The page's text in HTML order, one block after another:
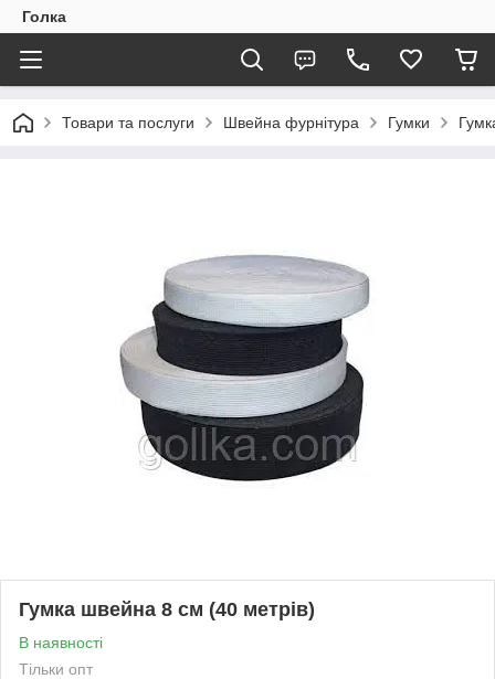
Голка
Товари та послуги Швейна фурнітура Гумки
Гумка швейна 8 см (40 метрів)
В наявності
Тільки опт